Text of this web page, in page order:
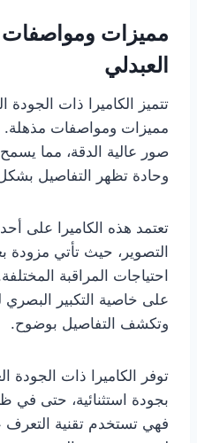
مميزات ومواصفات
العبدلي
تتميز الكاميرا ذات الجودة
مميزات ومواصفات مذهلة.
صور عالية الدقة، مما
وحادة تظهر التفاصيل
تعتمد هذه الكاميرا على
التصوير، حيث تأتي مزودة
احتياجات المراقبة
على خاصية التكبير
وتكشف التفاصيل بوضوح.
توفر الكاميرا ذات الجودة
بجودة استثنائية، حتى
فهي تستخدم تقنية التعرف